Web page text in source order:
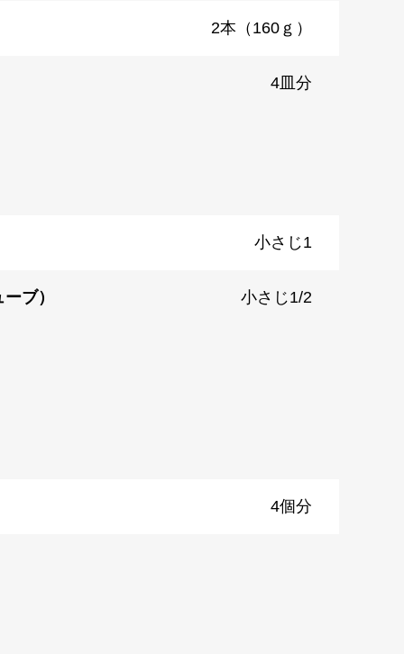
2本（160ｇ）
4皿分
小さじ1
ブ） 小さじ1/2
4個分